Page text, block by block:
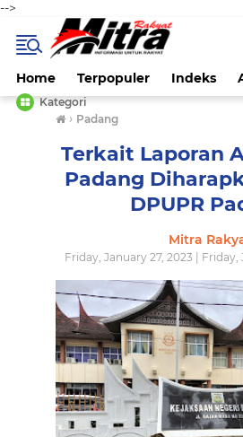
-->
Home Terpopuler Indeks
Kategori
› Padang
Terkait Laporan
Padang
DPUPR
Mitra
Friday, January 27, 2023 | Friday,